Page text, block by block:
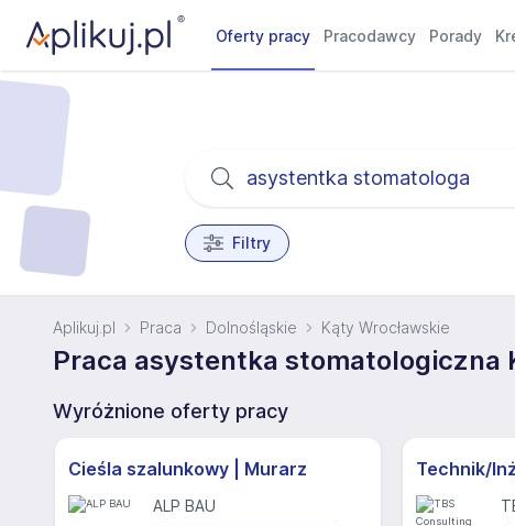
Oferty pracy Pracodawcy Porady
Filtry
Aplikuj.pl Praca Dolnośląskie Kąty Wrocławskie
Praca asystentka stomatologiczna
Wyróżnione oferty pracy
Cieśla szalunkowy | Murarz
ALP BAU
Technik/